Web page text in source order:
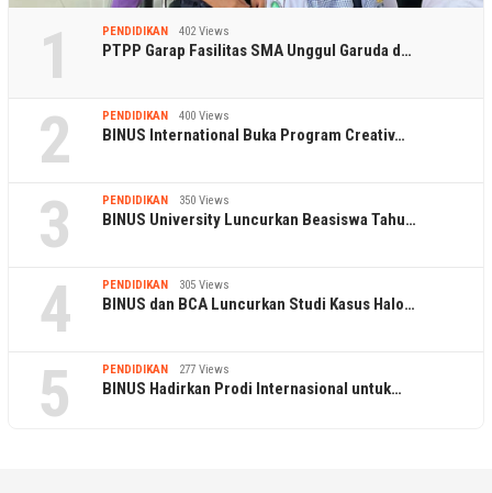
1 PENDIDIKAN 402 Views
PTPP Garap Fasilitas SMA Unggul Garuda d…
2 PENDIDIKAN 400 Views
BINUS International Buka Program Creativ…
3 PENDIDIKAN 350 Views
BINUS University Luncurkan Beasiswa Tahu…
4 PENDIDIKAN 305 Views
BINUS dan BCA Luncurkan Studi Kasus Halo…
5 PENDIDIKAN 277 Views
BINUS Hadirkan Prodi Internasional untuk…